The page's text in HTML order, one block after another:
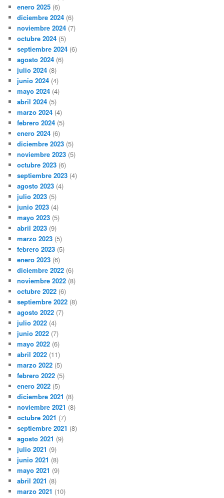
enero 2025 (6)
diciembre 2024 (6)
noviembre 2024 (7)
octubre 2024 (5)
septiembre 2024 (6)
agosto 2024 (6)
julio 2024 (8)
junio 2024 (4)
mayo 2024 (4)
abril 2024 (5)
marzo 2024 (4)
febrero 2024 (5)
enero 2024 (6)
diciembre 2023 (5)
noviembre 2023 (5)
octubre 2023 (6)
septiembre 2023 (4)
agosto 2023 (4)
julio 2023 (5)
junio 2023 (4)
mayo 2023 (5)
abril 2023 (9)
marzo 2023 (5)
febrero 2023 (5)
enero 2023 (6)
diciembre 2022 (6)
noviembre 2022 (8)
octubre 2022 (6)
septiembre 2022 (8)
agosto 2022 (7)
julio 2022 (4)
junio 2022 (7)
mayo 2022 (6)
abril 2022 (11)
marzo 2022 (5)
febrero 2022 (5)
enero 2022 (5)
diciembre 2021 (8)
noviembre 2021 (8)
octubre 2021 (7)
septiembre 2021 (8)
agosto 2021 (9)
julio 2021 (9)
junio 2021 (8)
mayo 2021 (9)
abril 2021 (8)
marzo 2021 (10)